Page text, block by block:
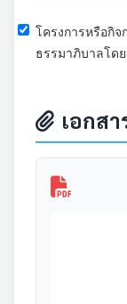
โครงการหรือกิ
ธรรมาภิบาลโด
เอกส